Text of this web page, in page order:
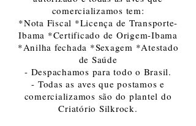
comercializamos tem:
*Nota Fiscal *Licença de Transporte-
Ibama *Certificado de Origem-Ibama
*Anilha fechada *Sexagem *Atestado
de Saúde
- Despachamos para todo o Brasil.
- Todas as aves que postamos e
comercializamos são do plantel do
Criatório Silkrock.